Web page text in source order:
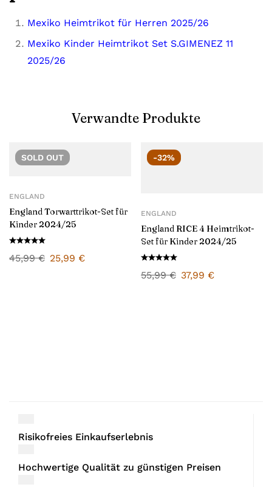
Mexiko Heimtrikot für Herren 2025/26
Mexiko Kinder Heimtrikot Set S.GIMENEZ 11
2025/26
Verwandte Produkte
SOLD OUT
ENGLAND
England Torwarttrikot-Set für
Kinder 2024/25
45,99€ 25,99 €
-32%
ENGLAND
England RICE 4 Heimtrikot-
Set für Kinder 2024/25
55,99€ 37,99 €
Risikofreies Einkaufserlebnis
Hochwertige Qualität zu günstigen Preisen